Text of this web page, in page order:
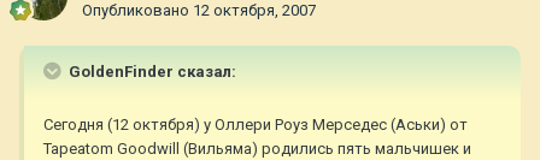
Опубликовано 12 октября, 2007
GoldenFinder сказал:
Сегодня (12 октября) у Оллери Роуз Мерседес (Аськи) от
Tapeatom Goodwill (Вильяма) родились пять мальчишек и